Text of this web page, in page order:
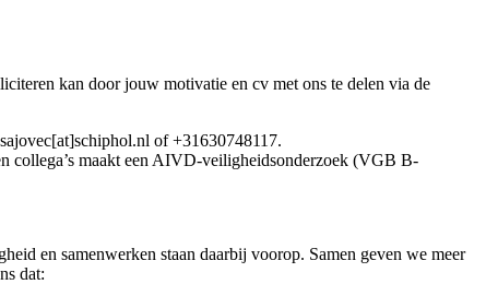
kan door jouw motivatie en cv met ons te delen via de
of +31630748117.
collega’s maakt een AIVD-veiligheidsonderzoek (VGB B-
en samenwerken staan daarbij voorop. Samen geven we meer
dat: